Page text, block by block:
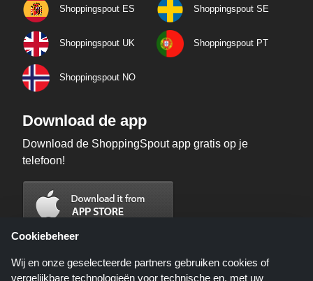
Shoppingspout ES Shoppingspout SE
Shoppingspout UK Shoppingspout PT
Shoppingspout NO
Download de app
Download de ShoppingSpout app gratis op je
telefoon!
Cookiebeheer
Wij en onze geselecteerde partners gebruiken cookies of
vergelijkbare technologieën voor technische en, met uw